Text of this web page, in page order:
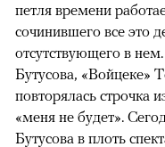
петля времени
сочинившего все это
отсутствующего в
Бутусова, «Войцеке»
повторялась строчка
«меня не будет».
Бутусова в плоть